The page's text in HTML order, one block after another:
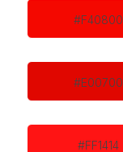
#F40800
#E00700
#FF1414